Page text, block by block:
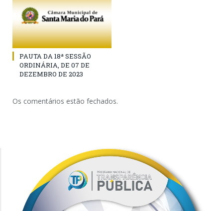
PAUTA DA 18ª SESSÃO
ORDINÁRIA, DE 07 DE
DEZEMBRO DE 2023
Os comentários estão fechados.